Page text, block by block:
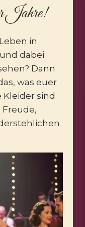
Jahre!
in
dabei
Dann
was euer
Kleider sind